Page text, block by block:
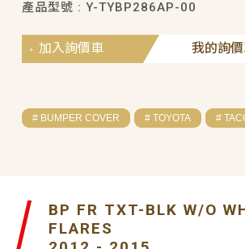
產品型號 : Y-TYBP286AP-00
我的詢
加入詢價車
# BUMPER COVER # TOYOTA #
BP FR TXT-BLK W/O
FLARES